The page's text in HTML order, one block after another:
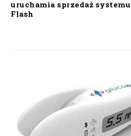
uruchamia sprzedaż
Flash